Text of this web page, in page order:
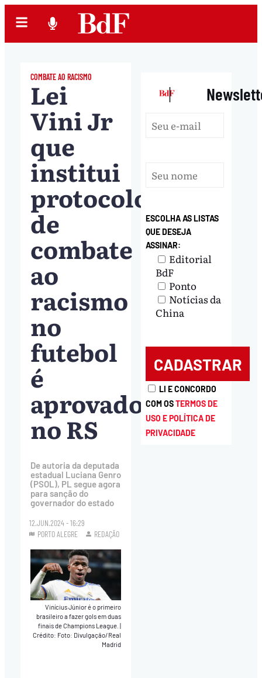
COMBATE AO RACISMO
Lei
Vini Jr
que
institui
protocolo
de
combate
ao
racismo
no
futebol
é
aprovado
no RS
De autoria da deputada
estadual Luciana Genro
(PSOL), PL segue agora
para sanção do
governador do estado
12.JUN.2024 - 16:29
PORTO ALEGRE
REDAÇÃO
Vinícius Júnior é o primeiro
brasileiro a fazer gols em duas
finais de Champions League.
Crédito: Foto: Divulgação/Real
Madrid
|
ESCOLHA AS LISTAS
QUE DESEJA
ASSINAR:
Editorial
BdF
Ponto
Notícias da
China
LI E CONCORDO
COM OSTERMOS DE
USO E POLÍTICA DE
PRIVACIDADE